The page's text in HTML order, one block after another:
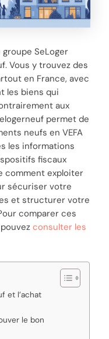
SeLoger
Vous y trouvez des
en France, avec
les biens qui
aux
permet de
neufs en VEFA
les informations
fiscaux
comment exploiter
sécuriser votre
et structurer votre
comparer ces
pouvezconsulter les
et l’achat
le bon